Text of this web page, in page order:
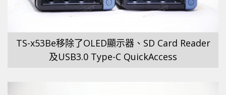
TS-x53Be移除了OLED顯示器、SD Card Reader
及USB3.0 Type-C QuickAccess